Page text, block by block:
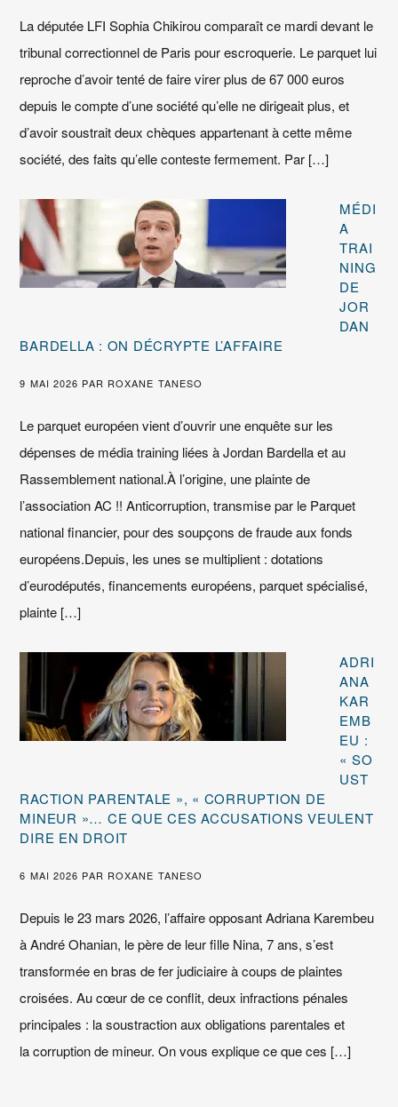
La députée LFI Sophia Chikirou comparaît ce mardi devant le
tribunal correctionnel de Paris pour escroquerie. Le parquet lui
reproche d’avoir tenté de faire virer plus de 67 000 euros
depuis le compte d’une société qu’elle ne dirigeait plus, et
d’avoir soustrait deux chèques appartenant à cette même
société, des faits qu’elle conteste fermement. Par […]
MÉDI
A
TRAI
NING
DE
JOR
DAN
BARDELLA : ON DÉCRYPTE L’AFFAIRE
9 MAI 2026 PAR ROXANE TANESO
Le parquet européen vient d’ouvrir une enquête sur les
dépenses de média training liées à Jordan Bardella et au
Rassemblement national.À l’origine, une plainte de
l’association AC !! Anticorruption, transmise par le Parquet
national financier, pour des soupçons de fraude aux fonds
européens.Depuis, les unes se multiplient : dotations
d’eurodéputés, financements européens, parquet spécialisé,
plainte […]
ADRI
ANA
KAR
EMB
EU :
« SO
UST
RACTION PARENTALE », « CORRUPTION DE
MINEUR »… CE QUE CES ACCUSATIONS VEULENT
DIRE EN DROIT
6 MAI 2026 PAR ROXANE TANESO
Depuis le 23 mars 2026, l’affaire opposant Adriana Karembeu
à André Ohanian, le père de leur fille Nina, 7 ans, s’est
transformée en bras de fer judiciaire à coups de plaintes
croisées. Au cœur de ce conflit, deux infractions pénales
principales : la soustraction aux obligations parentales et
la corruption de mineur. On vous explique ce que ces […]